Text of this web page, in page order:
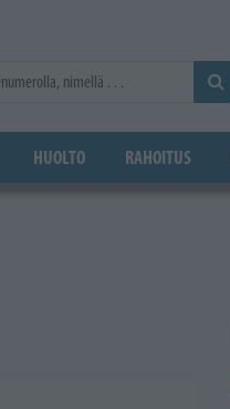
HUOLTO RAHOITUS